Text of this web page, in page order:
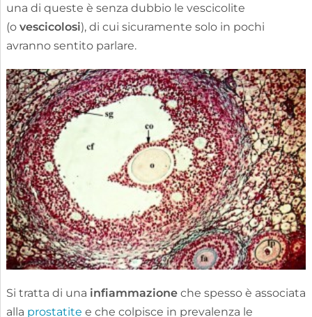
una di queste è senza dubbio le vescicolite
(o vescicolosi), di cui sicuramente solo in pochi
avranno sentito parlare.
Si tratta di una infiammazioneche spesso è associata
alla prostatite e che colpisce in prevalenza le